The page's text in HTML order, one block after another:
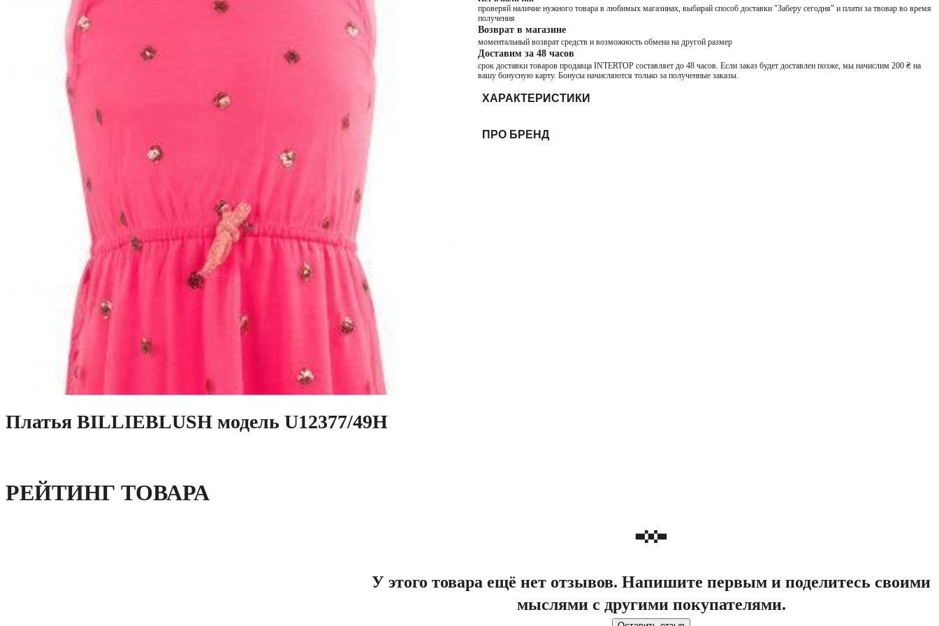
проверяй наличие нужного товара в любимых магазинах, выбирай способ доставки "Заберу сегодня" и плати за твовар во время
получения
Возврат в магазине
моментальный возврат средств и возможность обмена на другой размер
Доставим за 48 часов
срок доставки товаров продавца INTERTOP составляет до 48 часов. Если заказ будет доставлен позже, мы начислим 200 ₴ на
вашу бонусную карту. Бонусы начисляются только за полученные заказы.
ХАРАКТЕРИСТИКИ
ПРО БРЕНД
Платья BILLIEBLUSH модель U12377/49H
РЕЙТИНГ ТОВАРА
У этого товара ещё нет отзывов. Напишите первым и поделитесь своими
мыслями с другими покупателями.